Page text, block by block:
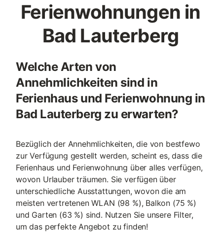
Ferienwohnungen in
Bad Lauterberg
Welche Arten von
Annehmlichkeiten sind in
Ferienhaus und Ferienwohnung in
Bad Lauterberg zu erwarten?
Bezüglich der Annehmlichkeiten, die von bestfewo
zur Verfügung gestellt werden, scheint es, dass die
Ferienhaus und Ferienwohnung über alles verfügen,
wovon Urlauber träumen. Sie verfügen über
unterschiedliche Ausstattungen, wovon die am
meisten vertretenen WLAN (98 %), Balkon (75 %)
und Garten (63 %) sind. Nutzen Sie unsere Filter,
um das perfekte Angebot zu finden!